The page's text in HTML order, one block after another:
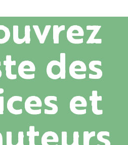
des
et